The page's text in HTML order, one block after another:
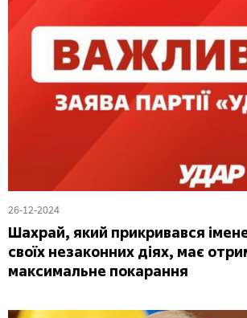
26-12-2024
Шахрай, який прикривався
своїх незаконних діях, має
максимальне покарання